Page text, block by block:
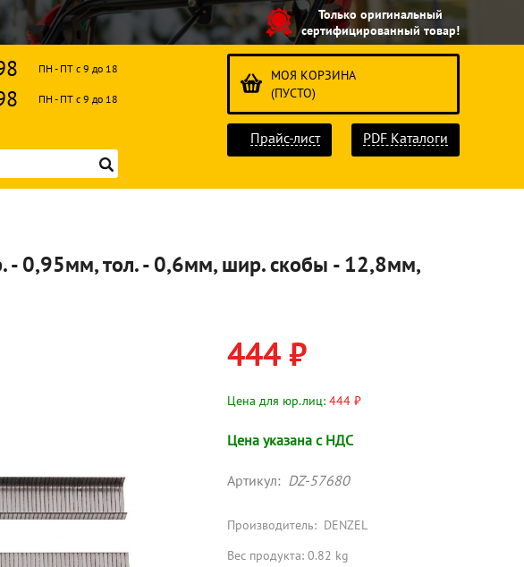
Только оригинальный
сертифицированный товар!
ПН - ПТ с 9 до 18
ПН - ПТ с 9 до 18
МОЯ КОРЗИНА
(ПУСТО)
Прайс-лист PDF Каталоги
- 0,95мм, тол. - 0,6мм, шир. скобы - 12,8мм,
444 ₽
Цена для юр.лиц: 444 ₽
Цена указана с НДС
Артикул: DZ-57680
Производитель: DENZEL
Вес продукта: 0.82 kg